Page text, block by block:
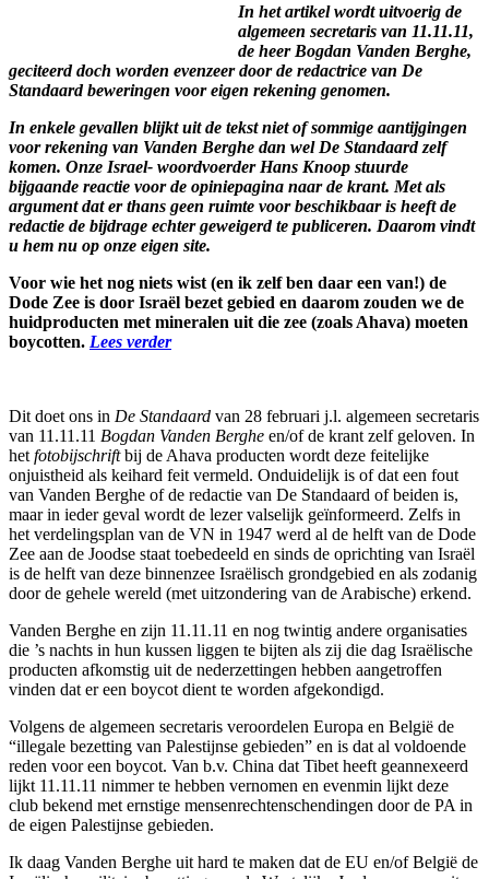
In het artikel wordt uitvoerig de
algemeen secretaris van 11.11.11,
de heer Bogdan Vanden Berghe,
geciteerd doch worden evenzeer door de redactrice van De
Standaard beweringen voor eigen rekening genomen.
In enkele gevallen blijkt uit de tekst niet of sommige aantijgingen
voor rekening van Vanden Berghe dan wel De Standaard zelf
komen. Onze Israel- woordvoerder Hans Knoop stuurde
bijgaande reactie voor de opiniepagina naar de krant. Met als
argument dat er thans geen ruimte voor beschikbaar is heeft de
redactie de bijdrage echter geweigerd te publiceren. Daarom vindt
u hem nu op onze eigen site.
Voor wie het nog niets wist (en ik zelf ben daar een van!) de
Dode Zee is door Israël bezet gebied en daarom zouden we de
huidproducten met mineralen uit die zee (zoals Ahava) moeten
boycotten. Lees verder
Dit doet ons in De Standaard van 28 februari j.l. algemeen secretaris
van 11.11.11 Bogdan Vanden Berghe en/of de krant zelf geloven. In
het fotobijschriftbij de Ahava producten wordt deze feitelijke
onjuistheid als keihard feit vermeld. Onduidelijk is of dat een fout
van Vanden Berghe of de redactie van De Standaard of beiden is,
maar in ieder geval wordt de lezer valselijk geïnformeerd. Zelfs in
het verdelingsplan van de VN in 1947 werd al de helft van de Dode
Zee aan de Joodse staat toebedeeld en sinds de oprichting van Israël
is de helft van deze binnenzee Israëlisch grondgebied en als zodanig
door de gehele wereld (met uitzondering van de Arabische) erkend.
Vanden Berghe en zijn 11.11.11 en nog twintig andere organisaties
die ’s nachts in hun kussen liggen te bijten als zij die dag Israëlische
producten afkomstig uit de nederzettingen hebben aangetroffen
vinden dat er een boycot dient te worden afgekondigd.
Volgens de algemeen secretaris veroordelen Europa en België de
“illegale bezetting van Palestijnse gebieden” en is dat al voldoende
reden voor een boycot. Van b.v. China dat Tibet heeft geannexeerd
lijkt 11.11.11 nimmer te hebben vernomen en evenmin lijkt deze
club bekend met ernstige mensenrechtenschendingen door de PA in
de eigen Palestijnse gebieden.
Ik daag Vanden Berghe uit hard te maken dat de EU en/of België de